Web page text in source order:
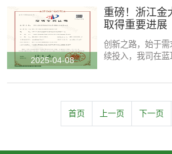
2025-04-08
重磅！浙江金
取得重要进展
创新之路，始于
续投入，我司在蓝
首页 上一页 下一页